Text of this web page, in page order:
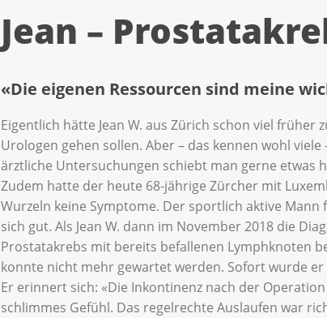
Jean –
«Die eigenen Ressourcen sind meine
Eigentlich hätte Jean W. aus Zürich schon viel früher
Urologen gehen sollen. Aber – das kennen wohl viele
ärztliche Untersuchungen schiebt man gerne etwas
Zudem hatte der heute 68-jährige Zürcher mit
Wurzeln keine Symptome. Der sportlich aktive Mann
sich gut. Als Jean W. dann im November 2018 die
Prostatakrebs mit bereits befallenen Lymphknoten
konnte nicht mehr gewartet werden. Sofort wurde
Er erinnert sich: «Die Inkontinenz nach der
schlimmes Gefühl. Das regelrechte Auslaufen war